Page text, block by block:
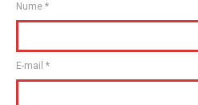
Nume *
E-mail *